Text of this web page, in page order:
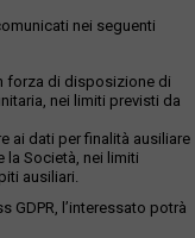
nei seguenti
forza di disposizione di
nei limiti previsti da
ai dati per finalità ausiliare
la Società, nei limiti
ausiliari.
GDPR, l’interessato potrà